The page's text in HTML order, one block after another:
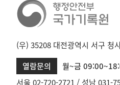
(우) 35208 대전광역시 서구 청
열람문의
월~금
서울 02-720-2721
성남 031-